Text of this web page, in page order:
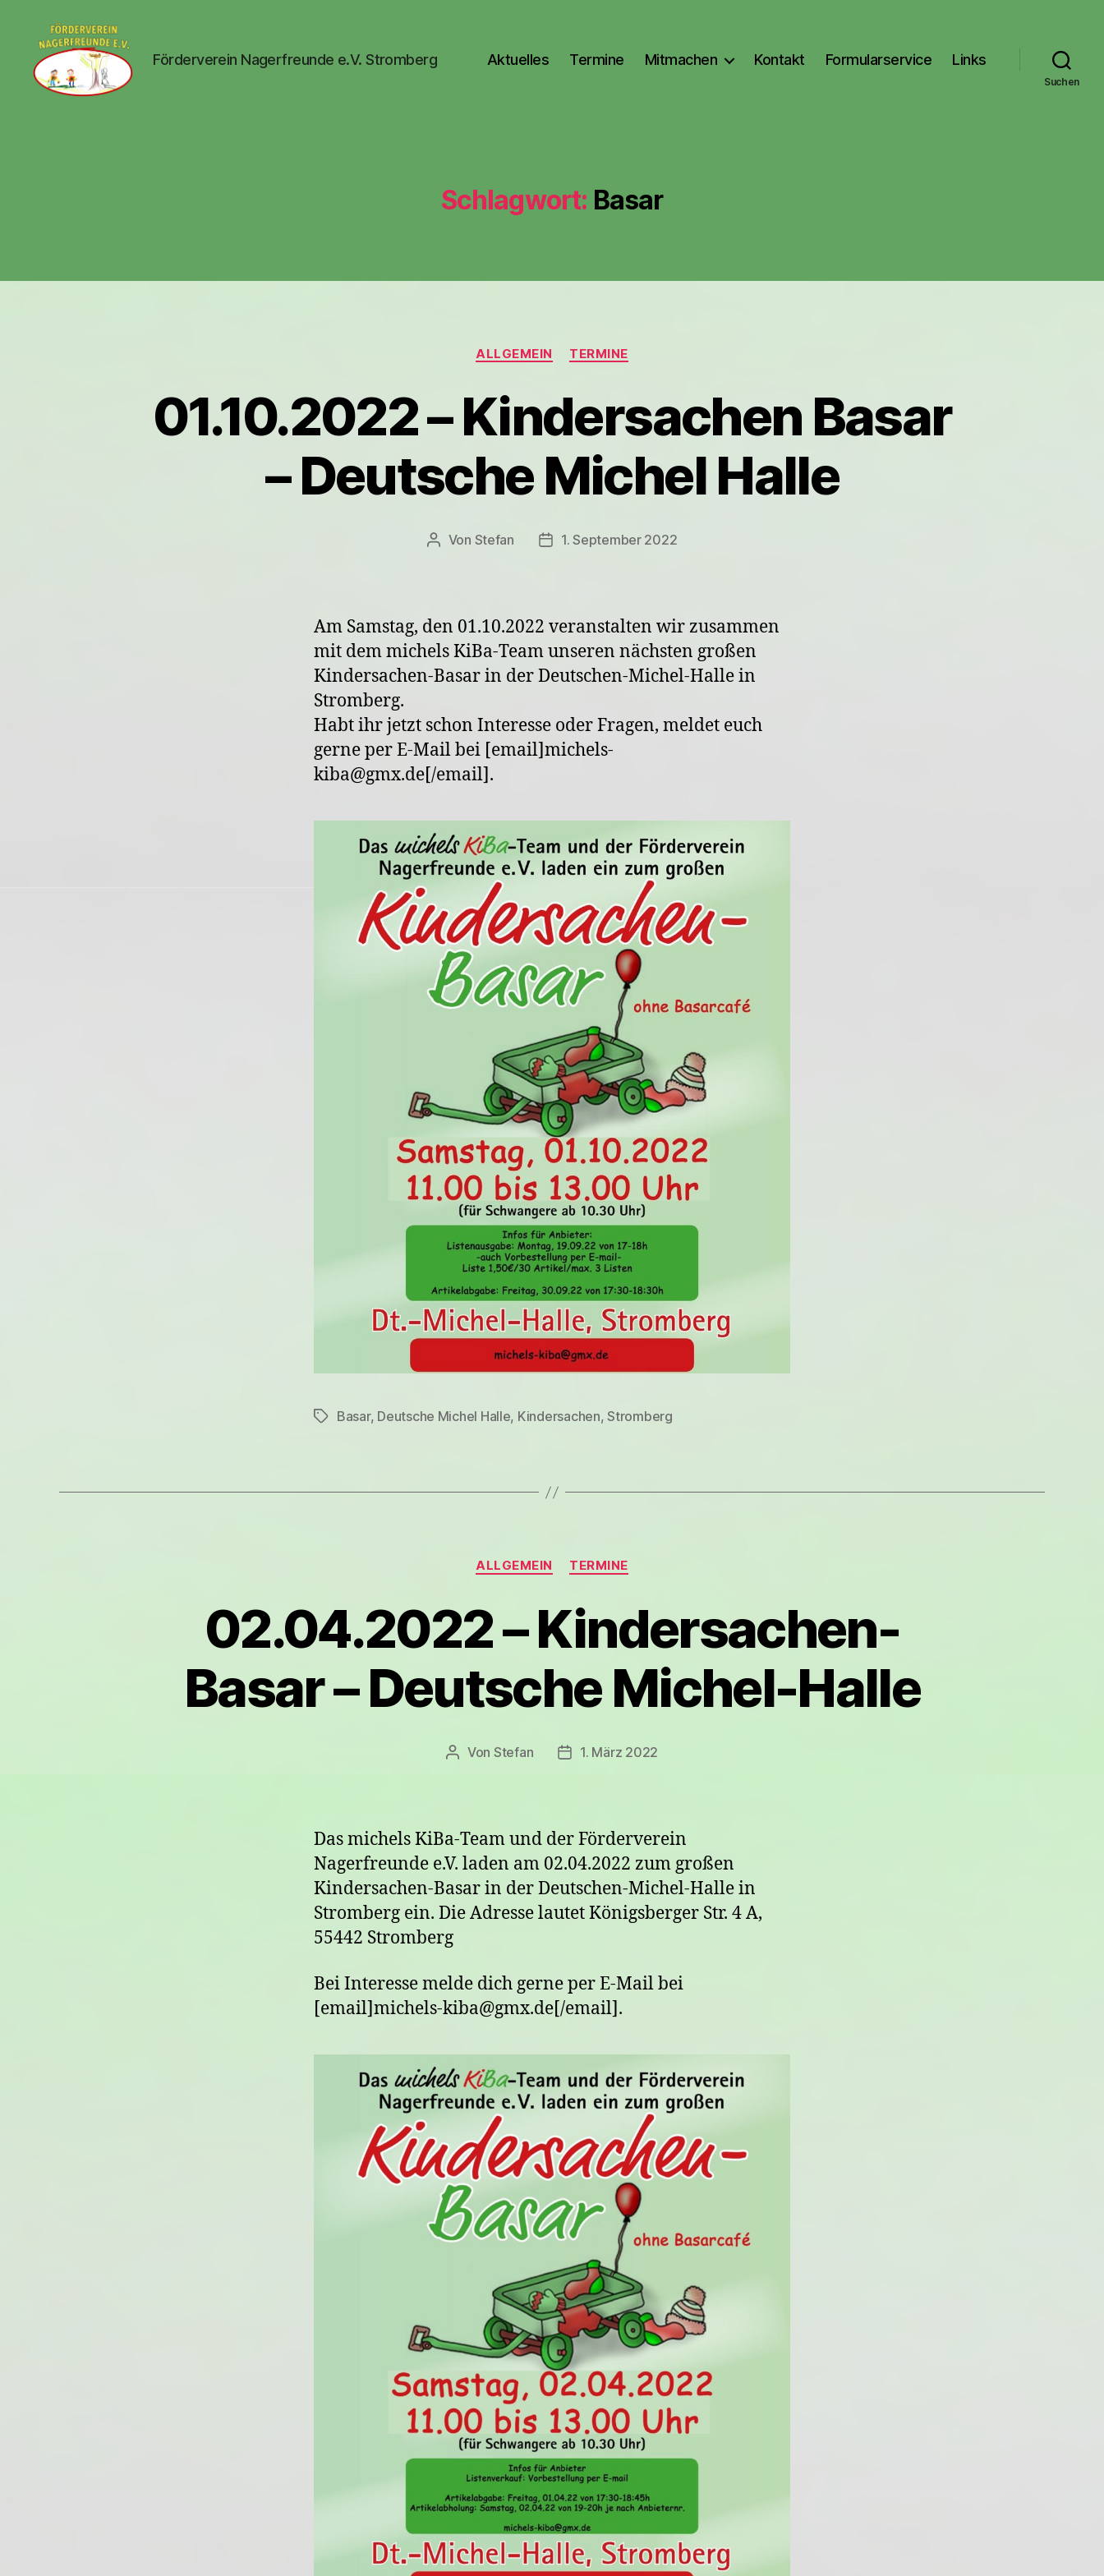
Förderverein Nagerfreunde e.V. Stromberg Aktuelles Termine Mitmachen Kontakt Formularservice Links
Suchen
Schlagwort: Basar
Kategorien
ALLGEMEIN TERMINE
01.10.2022 – Kindersachen Basar
– Deutsche Michel Halle
Beitragsautor
Von Stefan Veröffentlichungsdatum
1. September 2022
Am Samstag, den 01.10.2022 veranstalten wir zusammen
mit dem michels KiBa-Team unseren nächsten großen
Kindersachen-Basar in der Deutschen-Michel-Halle in
Stromberg.
Habt ihr jetzt schon Interesse oder Fragen, meldet euch
gerne per E-Mail bei [email]michels-
kiba@gmx.de[/email].
Schlagwörter
Basar, Deutsche Michel Halle, Kindersachen,Stromberg
Kategorien
ALLGEMEIN TERMINE
02.04.2022 – Kindersachen-
Basar – Deutsche Michel-Halle
Beitragsautor
Von Stefan Veröffentlichungsdatum
1. März 2022
Das michels KiBa-Team und der Förderverein
Nagerfreunde e.V. laden am 02.04.2022 zum großen
Kindersachen-Basar in der Deutschen-Michel-Halle in
Stromberg ein. Die Adresse lautet Königsberger Str. 4 A,
55442 Stromberg
Bei Interesse melde dich gerne per E-Mail bei
[email]michels-kiba@gmx.de[/email].